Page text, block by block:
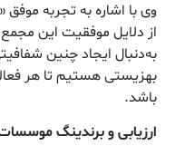
وی با اشاره به تجربه
از دلایل موفقیت این
به‌دنبال ایجاد چنین
بهزیستی هستیم تا هر
باشد.
ارزیابی و برندینگ